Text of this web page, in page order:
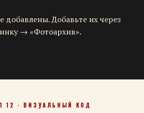
добавлены. Добавьте их через
→ «Фотоархив».
12 · ВИЗУАЛЬНЫЙ КОД